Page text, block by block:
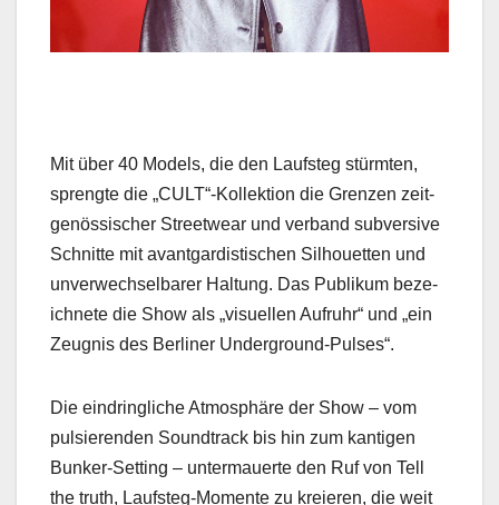
Mit über 40 Mod­els, die den Lauf­steg stürmten,
sprengte die „CULT“-Kollektion die Gren­zen zeit­
genös­sis­ch­er Streetwear und ver­band sub­ver­sive
Schnitte mit avant­gardis­tis­chen Sil­hou­et­ten und
unver­wech­sel­bar­er Hal­tung. Das Pub­likum beze­
ich­nete die Show als „visuellen Aufruhr“ und „ein
Zeug­nis des Berlin­er Under­ground-Puls­es“.
Die ein­dringliche Atmo­sphäre der Show – vom
pulsieren­den Sound­track bis hin zum kanti­gen
Bunker-Set­ting – unter­mauerte den Ruf von Tell
the truth, Lauf­steg-Momente zu kreieren, die weit